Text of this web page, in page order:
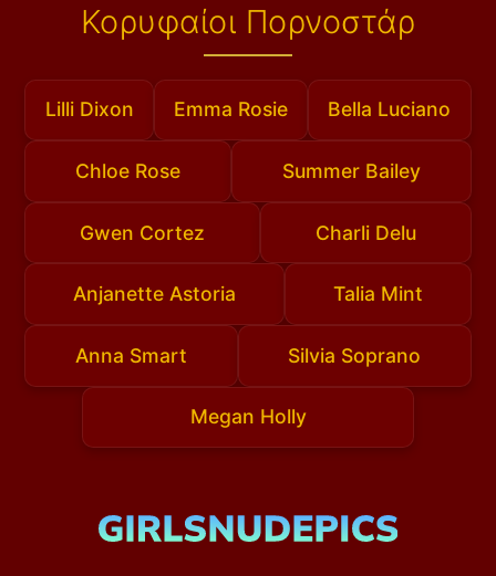
Κορυφαίοι Πορνοστάρ
Lilli Dixon Emma Rosie Bella Luciano
Chloe Rose Summer Bailey
Gwen Cortez Charli Delu
Anjanette Astoria Talia Mint
Anna Smart Silvia Soprano
Megan Holly